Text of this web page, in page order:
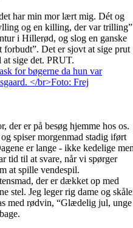
har min mor lært mig. Dét og
og en killing, der var
i Hillerød, og slog en ganske
forbudt”. Det er sjovt at sige prut
sige det. PRUT.
der er på besøg hjemme hos os.
spiser morgenmad stadig iført
er lange - ikke kedelige
tid til at svare, når vi spørger
at spille vendespil.
der er dækket op med
stel. Jeg leger rig dame og
med rødvin, “Glædelig jul, unge